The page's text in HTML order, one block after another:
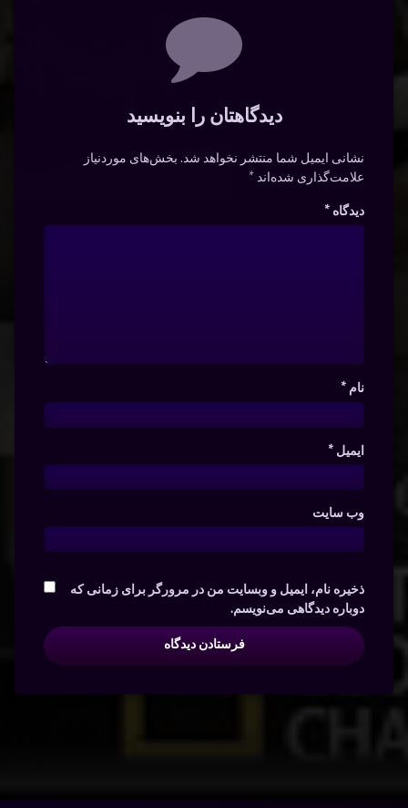
دیدگاهتان را بنویسید
نشانی ایمیل شما منتشر نخواهد شد. بخش‌های موردنیاز
علامت‌گذاری شده‌اند*
دیدگاه *
نام *
ایمیل *
وب‌ سایت
ذخیره نام، ایمیل و وبسایت من در مرورگر برای زمانی که
دوباره دیدگاهی می‌نویسم.